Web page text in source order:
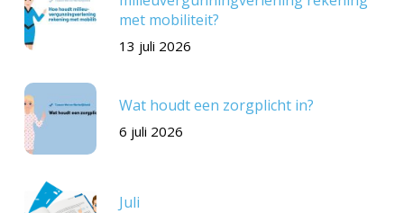
met mobiliteit?
13 juli 2026
Wat houdt een zorgplicht in?
6 juli 2026
Juli